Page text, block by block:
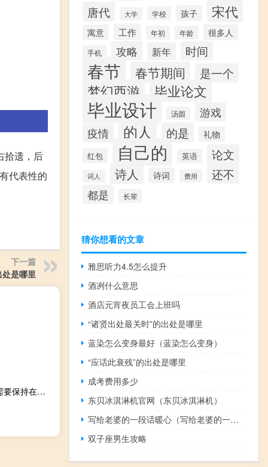
拾遗，后
代表性的
下一篇
是哪里
美联储理事鲍曼：为了及时将通胀率恢复到2%美联储政策需要保持在限制性水平上“一段时间”
唐代 大学 学校 孩子 宋代
寓意 工作 年初 年龄 很多人
手机 攻略 新年 时间
春节 春节期间 是一个
梦幻西游 毕业论文
毕业设计 汤圆 游戏
疫情 的人 的是 礼物
红包 自己的 英语 论文
词人 诗人 诗词 费用 还不
都是 长辈
猜你想看的文章
雅思听力4.5怎么提升
酒冽什么意思
酒店元宵夜员工会上班吗
“诸贤出处最关时”的出处是哪里
蓝染怎么变身最好（蓝染怎么变身）
“应话此衰残”的出处是哪里
成考费用多少
东贝冰淇淋机官网（东贝冰淇淋机）
写给老婆的一段话暖心（写给老婆的一段话）
双子座男生攻略